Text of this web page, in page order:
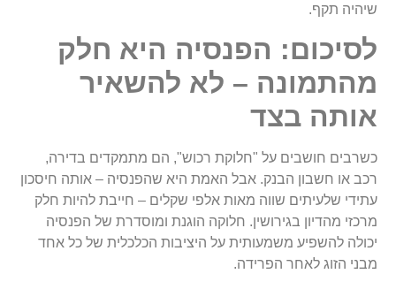
שיהיה תקף.
לסיכום: הפנסיה היא חלק
מהתמונה – לא להשאיר
אותה בצד
כשרבים חושבים על "חלוקת רכוש", הם מתמקדים בדירה,
רכב או חשבון הבנק. אבל האמת היא שהפנסיה – אותה חיסכון
עתידי שלעיתים שווה מאות אלפי שקלים – חייבת להיות חלק
מרכזי מהדיון בגירושין. חלוקה הוגנת ומוסדרת של הפנסיה
יכולה להשפיע משמעותית על היציבות הכלכלית של כל אחד
מבני הזוג לאחר הפרידה.